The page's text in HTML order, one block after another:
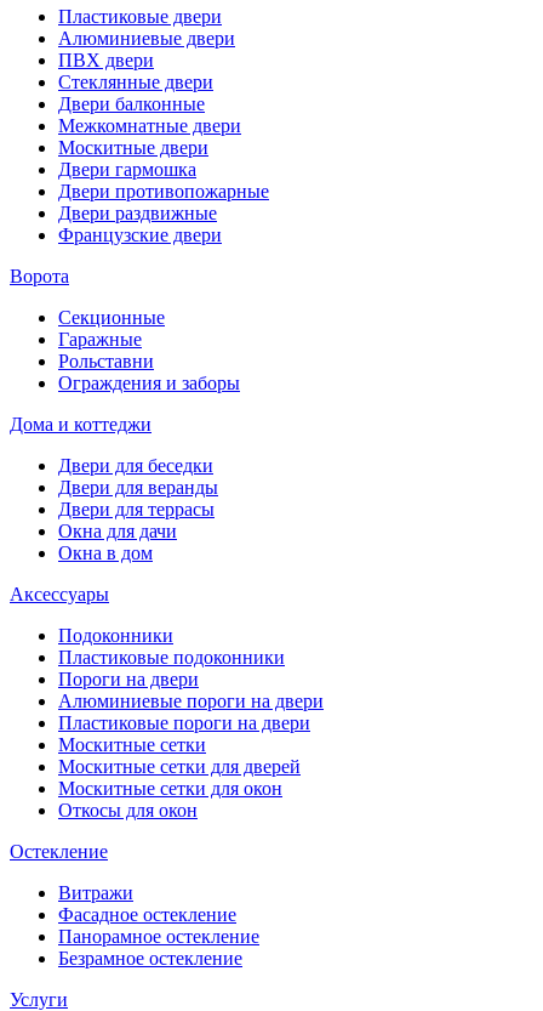
Пластиковые двери
Алюминиевые двери
ПВХ двери
Стеклянные двери
Двери балконные
Межкомнатные двери
Москитные двери
Двери гармошка
Двери противопожарные
Двери раздвижные
Французские двери
Ворота
Секционные
Гаражные
Рольставни
Ограждения и заборы
Дома и коттеджи
Двери для беседки
Двери для веранды
Двери для террасы
Окна для дачи
Окна в дом
Аксессуары
Подоконники
Пластиковые подоконники
Пороги на двери
Алюминиевые пороги на двери
Пластиковые пороги на двери
Москитные сетки
Москитные сетки для дверей
Москитные сетки для окон
Откосы для окон
Остекление
Витражи
Фасадное остекление
Панорамное остекление
Безрамное остекление
Услуги